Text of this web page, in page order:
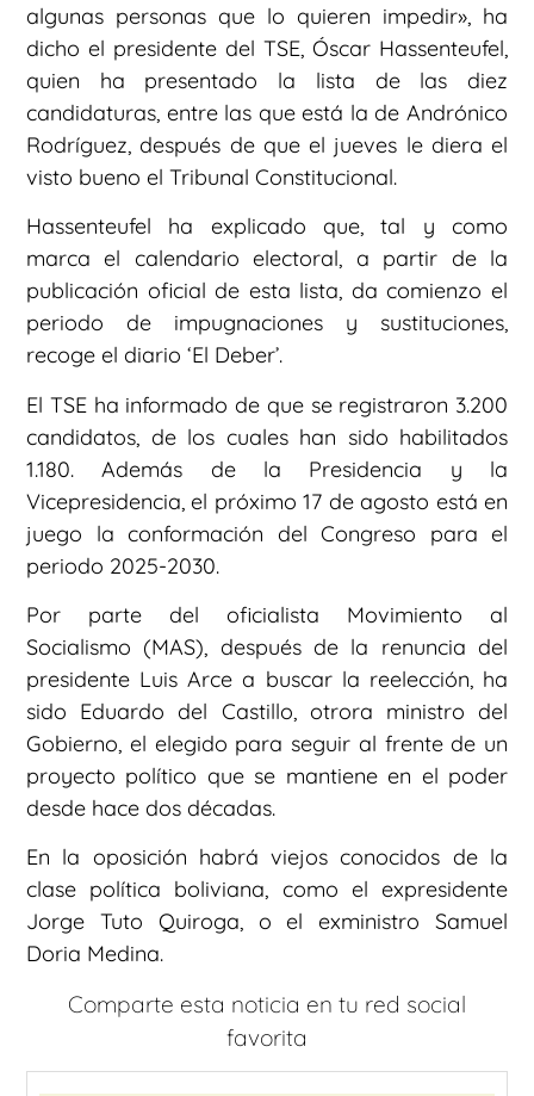
algunas personas que lo quieren impedir», ha
dicho el presidente del TSE, Óscar Hassenteufel,
quien ha presentado la lista de las diez
candidaturas, entre las que está la de Andrónico
Rodríguez, después de que el jueves le diera el
visto bueno el Tribunal Constitucional.
Hassenteufel ha explicado que, tal y como
marca el calendario electoral, a partir de la
publicación oficial de esta lista, da comienzo el
periodo de impugnaciones y sustituciones,
recoge el diario ‘El Deber’.
El TSE ha informado de que se registraron 3.200
candidatos, de los cuales han sido habilitados
1.180. Además de la Presidencia y la
Vicepresidencia, el próximo 17 de agosto está en
juego la conformación del Congreso para el
periodo 2025-2030.
Por parte del oficialista Movimiento al
Socialismo (MAS), después de la renuncia del
presidente Luis Arce a buscar la reelección, ha
sido Eduardo del Castillo, otrora ministro del
Gobierno, el elegido para seguir al frente de un
proyecto político que se mantiene en el poder
desde hace dos décadas.
En la oposición habrá viejos conocidos de la
clase política boliviana, como el expresidente
Jorge Tuto Quiroga, o el exministro Samuel
Doria Medina.
Comparte esta noticia en tu red social
favorita